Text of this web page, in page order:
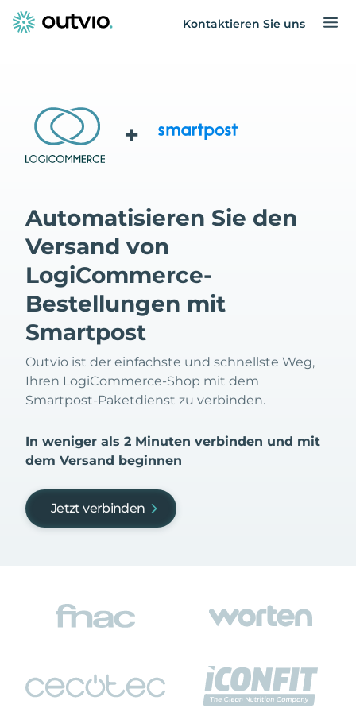
Kontaktieren Sie uns
+
Automatisieren Sie den
Versand von
LogiCommerce-
Bestellungen mit
Smartpost
Outvio ist der einfachste und schnellste Weg,
Ihren LogiCommerce-Shop mit dem
Smartpost-Paketdienst zu verbinden.
In weniger als 2 Minuten verbinden und mit
dem Versand beginnen
Jetzt verbinden